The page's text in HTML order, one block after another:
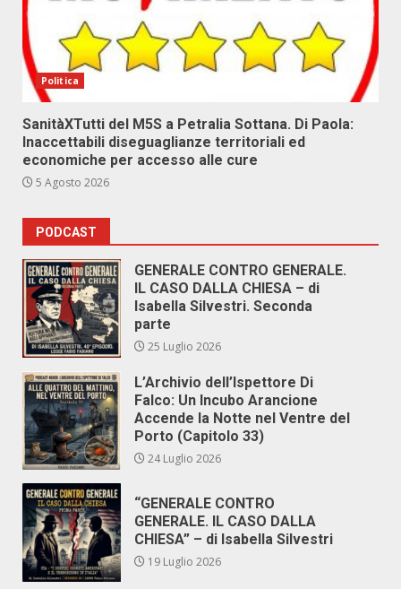
Politica
SanitàXTutti del M5S a Petralia Sottana. Di Paola:
Inaccettabili diseguaglianze territoriali ed
economiche per accesso alle cure
5 Agosto 2026
PODCAST
GENERALE CONTRO GENERALE.
IL CASO DALLA CHIESA – di
Isabella Silvestri. Seconda
parte
25 Luglio 2026
L’Archivio dell’Ispettore Di
Falco: Un Incubo Arancione
Accende la Notte nel Ventre del
Porto (Capitolo 33)
24 Luglio 2026
“GENERALE CONTRO
GENERALE. IL CASO DALLA
CHIESA” – di Isabella Silvestri
19 Luglio 2026